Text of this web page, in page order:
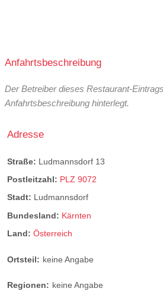
Anfahrtsbeschreibung
Der Betreiber dieses Restaurant-
Anfahrtsbeschreibung hinterlegt.
Adresse
Straße: Ludmannsdorf 13
Postleitzahl: PLZ 9072
Stadt: Ludmannsdorf
Bundesland: Kärnten
Land: Österreich
Ortsteil: keine Angabe
Regionen: keine Angabe